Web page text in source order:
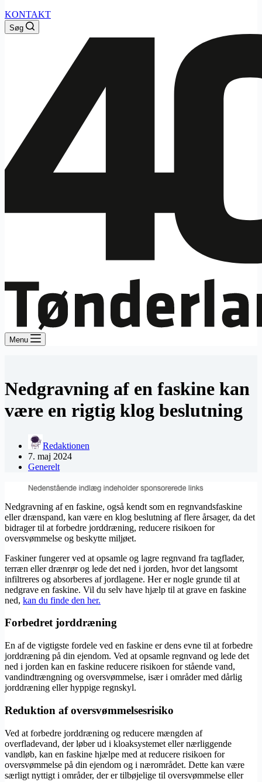
KONTAKT
Søg
Menu
Nedgravning af en faskine kan
være en rigtig klog beslutning
Redaktionen
7. maj 2024
Generelt
Nedgravning af en faskine, også kendt som en regnvandsfaskine
eller drænspand, kan være en klog beslutning af flere årsager, da det
bidrager til at forbedre jorddræning, reducere risikoen for
oversvømmelse og beskytte miljøet.
Faskiner fungerer ved at opsamle og lagre regnvand fra tagflader,
terræn eller drænrør og lede det ned i jorden, hvor det langsomt
infiltreres og absorberes af jordlagene. Her er nogle grunde til at
nedgrave en faskine. Vil du selv have hjælp til at grave en faskine
ned, kan du finde den her.
Forbedret jorddræning
En af de vigtigste fordele ved en faskine er dens evne til at forbedre
jorddræning på din ejendom. Ved at opsamle regnvand og lede det
ned i jorden kan en faskine reducere risikoen for stående vand,
vandindtrængning og oversvømmelse, især i områder med dårlig
jorddræning eller hyppige regnskyl.
Reduktion af oversvømmelsesrisiko
Ved at forbedre jorddræning og reducere mængden af ​​
overfladevand, der løber ud i kloaksystemet eller nærliggende
vandløb, kan en faskine hjælpe med at reducere risikoen for
oversvømmelse på din ejendom og i nærområdet. Dette kan være
særligt nyttigt i områder, der er tilbøjelige til oversvømmelse eller